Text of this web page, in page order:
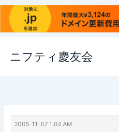
ス
ニフティ慶友会
2005-11-07 1:04 AM